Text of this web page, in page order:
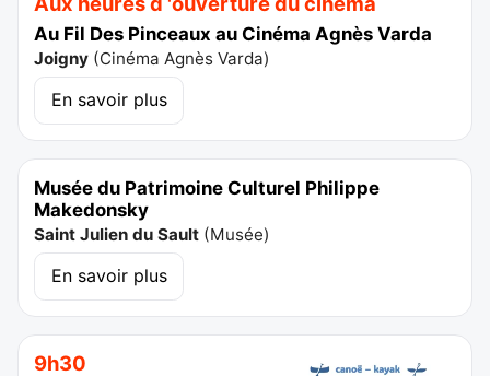
Au Fil Des Pinceaux au Cinéma Agnès Varda
Joigny (Cinéma Agnès Varda)
En savoir plus
Musée du Patrimoine Culturel Philippe
Makedonsky
Saint Julien du Sault (Musée)
En savoir plus
9h30